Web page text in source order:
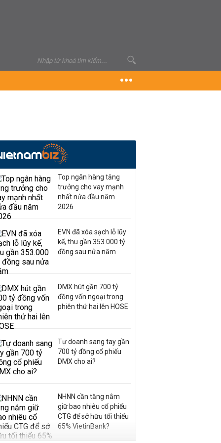
Top ngân hàng tăng
trưởng cho vay mạnh
nhất nửa đầu năm
2026
EVN đã xóa sạch lỗ lũy
kế, thu gần 353.000 tỷ
đồng sau nửa năm
DMX hút gần 700 tỷ
đồng vốn ngoại trong
phiên thứ hai lên HOSE
Tự doanh sang tay gần
700 tỷ đồng cổ phiếu
DMX cho ai?
NHNN cần tăng nắm
giữ bao nhiêu cổ phiếu
CTG để sở hữu tối thiểu
65% VietinBank?